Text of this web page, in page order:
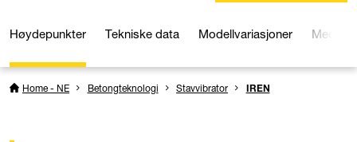
Høydepunkter Tekniske data Modellvariasjoner Media
Home - NE Betongteknologi Stavvibrator IREN